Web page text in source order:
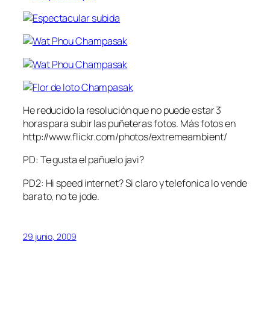
He reducido la resolución que no puede estar 3
horas para subir las puñeteras fotos. Más fotos en
http://www.flickr.com/photos/extremeambient/
PD: Te gusta el pañuelo javi?
PD2: Hi speed internet? Si claro y telefonica lo vende
barato, no te jode.
29 junio, 2009